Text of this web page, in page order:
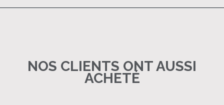
NOS CLIENTS ONT AUSSI
ACHETÉ